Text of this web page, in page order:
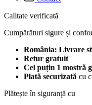
Calitate verificată
Cumpărături sigure și
România: Livrare
Retur gratuit
Cel puțin 1 mostră
Plată securizată cu
Plătește în siguranță cu